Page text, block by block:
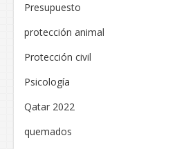
Presupuesto
protección animal
Protección civil
Psicología
Qatar 2022
quemados